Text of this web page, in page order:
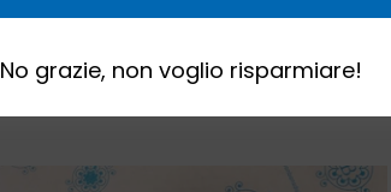
No grazie, non voglio risparmiare!